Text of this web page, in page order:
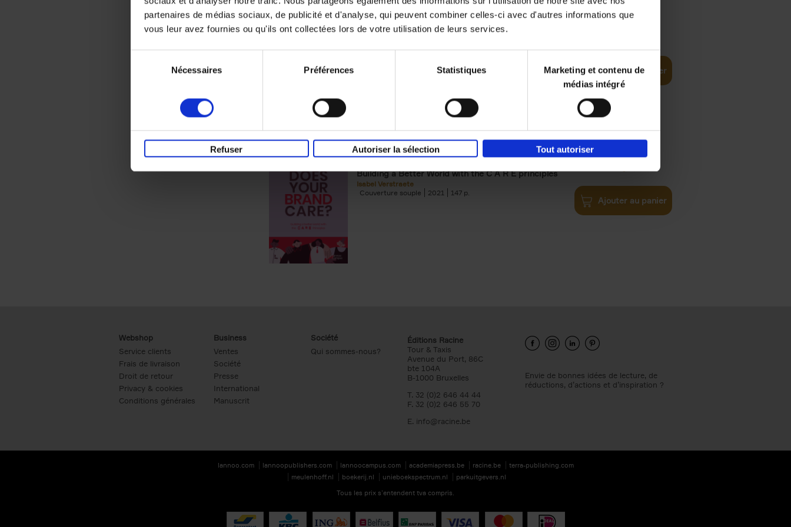
partenaires de médias sociaux, de publicité et d'analyse, qui peuvent combiner celles-ci avec d'autres informations que
vous leur avez fournies ou qu'ils ont collectées lors de votre utilisation de leurs services.
Nécessaires Préférences Statistiques
Marketing et contenu de
médias intégré
Refuser Autoriser la sélection Tout autoriser
Building Bonds = Building Business
Ajouter au panier
Does Your Brand Care?
Building a Better World with the C A R E principles
Isabel Verstraete
Couverture souple
2021 147
€34,99
Ajouter au panier
Webshop
Service clients
Frais de livraison
Droit de retour
Privacy & cookies
Conditions générales
Business
Ventes
Société
Presse
International
Manuscrit
Société
Qui sommes-nous?
Éditions Racine
Tour & Taxis
Avenue du Port, 86C
bte 104A
B-1000 Bruxelles
T. 32 (0)2 646 44 44
F. 32 (0)2 646 55 70
E. info@racine.be
Envie de bonnes idées de lecture, de
réductions, d’actions et d’inspiration ?
lannoo.com lannoopublishers.com lannoocampus.com academiapress.be racine.be
terra-publishing.com
meulenhoff.nl
boekerij.nl unieboekspectrum.nl
parkuitgevers.nl
Tous les prix s’entendent tva compris.